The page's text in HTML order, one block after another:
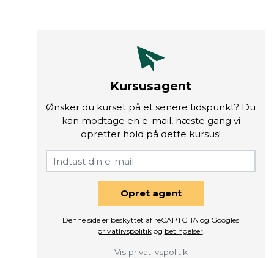
Kursusagent
Ønsker du kurset på et senere tidspunkt? Du
kan modtage en e-mail, næste gang vi
opretter hold på dette kursus!
Opret agent
Denne side er beskyttet af reCAPTCHA og Googles
privatlivspolitikog betingelser.
Vis privatlivspolitik